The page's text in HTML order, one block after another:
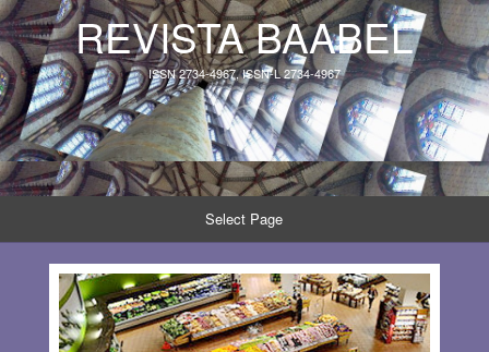
REVISTA BAABEL
ISSN 2734-4967, ISSN-L 2734-4967
Select Page